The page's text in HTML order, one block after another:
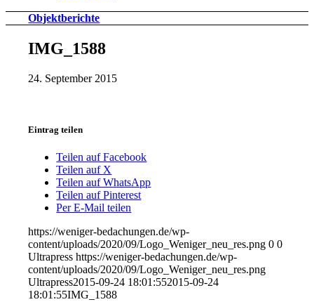
Objektberichte
IMG_1588
24. September 2015
Eintrag teilen
Teilen auf Facebook
Teilen auf X
Teilen auf WhatsApp
Teilen auf Pinterest
Per E-Mail teilen
https://weniger-bedachungen.de/wp-
content/uploads/2020/09/Logo_Weniger_neu_res.png 0 0
Ultrapress https://weniger-bedachungen.de/wp-
content/uploads/2020/09/Logo_Weniger_neu_res.png
Ultrapress2015-09-24 18:01:552015-09-24
18:01:55IMG_1588